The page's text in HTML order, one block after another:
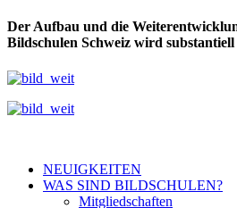
Der Aufbau und die
Bildschulen Schweiz wird
NEUIGKEITEN
WAS SIND BILDSCHULEN?
Mitgliedschaften